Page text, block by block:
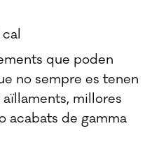
que poden
no sempre es tenen
millores
acabats de gamma